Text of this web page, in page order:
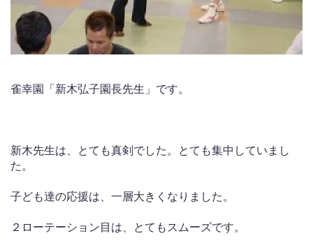
雀幸園「新木弘子園長先生」です。
新木先生は、とても真剣でした。とても集中していまし
た。
子ども達の応援は、一層大きくなりました。
２ローテーション目は、とてもスムーズです。